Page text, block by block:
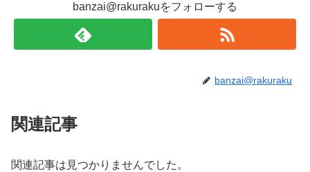
banzai@rakurakuをフォローする
banzai@rakuraku
関連記事
関連記事は見つかりませんでした。